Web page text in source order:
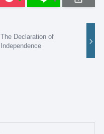
The Declaration of
Independence